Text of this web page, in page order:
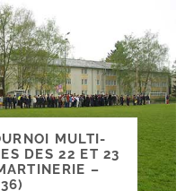
MULTI-​
DES 22 ET 23
–